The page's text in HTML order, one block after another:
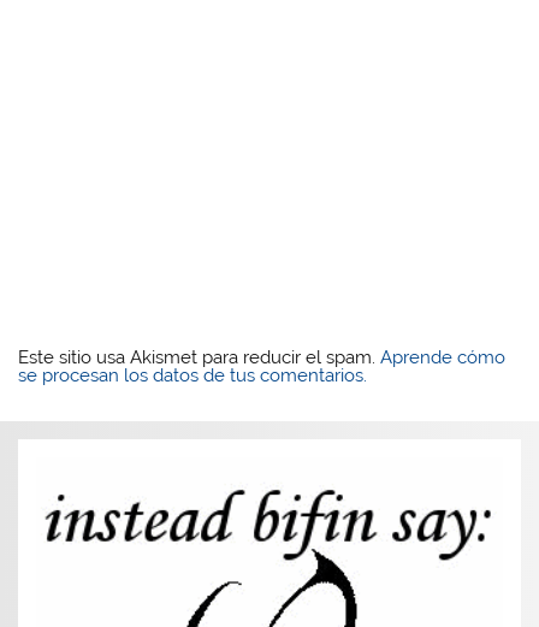
Este sitio usa Akismet para reducir el spam.Aprende cómo
se procesan los datos de tus comentarios.